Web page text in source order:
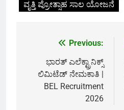
ವೃತ್ತಿ ಪ್ರೋತ್ಸಾಹ ಸಾಲ ಯೋಜನೆ
navigation
Previous:
ಭಾರತ್ ಎಲೆಕ್ಟ್ರಾನಿಕ್ಸ್
ಲಿಮಿಟೆಡ್ ನೇಮಕಾತಿ |
BEL Recruitment
2026